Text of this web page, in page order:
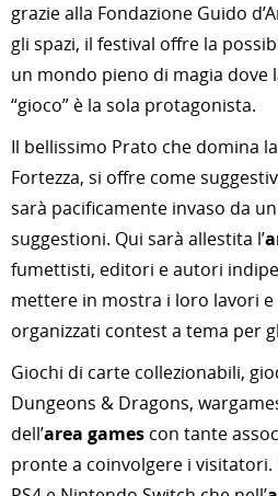
grazie alla Fondazione Guido
gli spazi, il festival offre la
un mondo pieno di magia dove
“gioco” è la sola protagonista.
Il bellissimo Prato che domina
Fortezza, si offre come
sarà pacificamente invaso da
suggestioni. Qui sarà allestita l’
fumettisti, editori e autori
mettere in mostra i loro lavori e
organizzati contest a tema per
Giochi di carte collezionabili,
Dungeons & Dragons,
dell’area games con tante
pronte a coinvolgere i